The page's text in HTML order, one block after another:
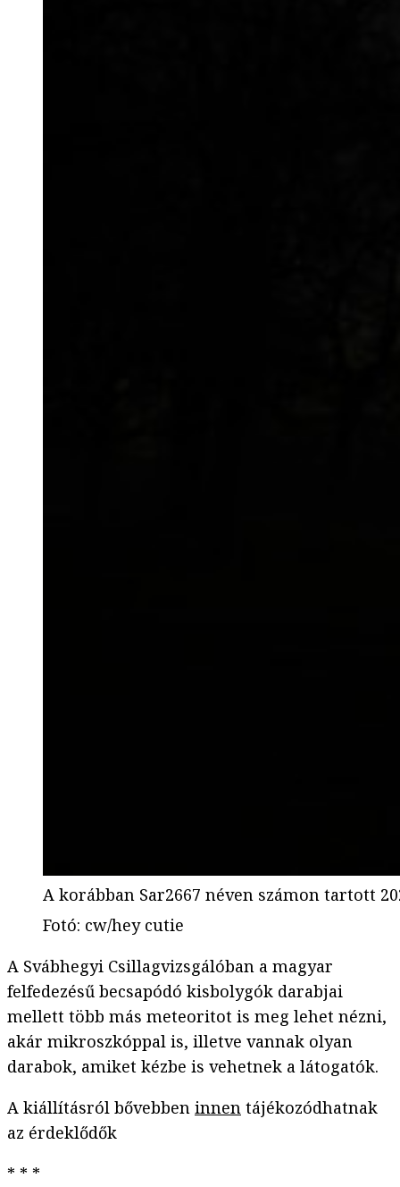
A korábban Sar2667 néven számon tartott
Fotó: cw/hey cutie
A Svábhegyi Csillagvizsgálóban a magyar
felfedezésű becsapódó kisbolygók darabjai
mellett több más meteoritot is meg lehet nézni,
akár mikroszkóppal is, illetve vannak olyan
darabok, amiket kézbe is vehetnek a látogatók.
A kiállításról bővebben innen tájékozódhatnak
az érdeklődők
* * *